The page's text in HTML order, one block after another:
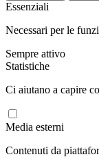
Essenziali
Necessari per le
Sempre attivo
Statistiche
Ci aiutano a capire
Media esterni
Contenuti da